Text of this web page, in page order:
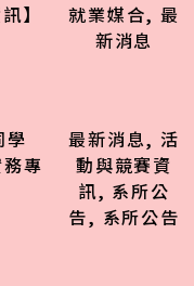
】
就業媒合, 最
新消息
學
專
最新消息, 活
動與競賽資
訊, 系所公
告, 系所公告